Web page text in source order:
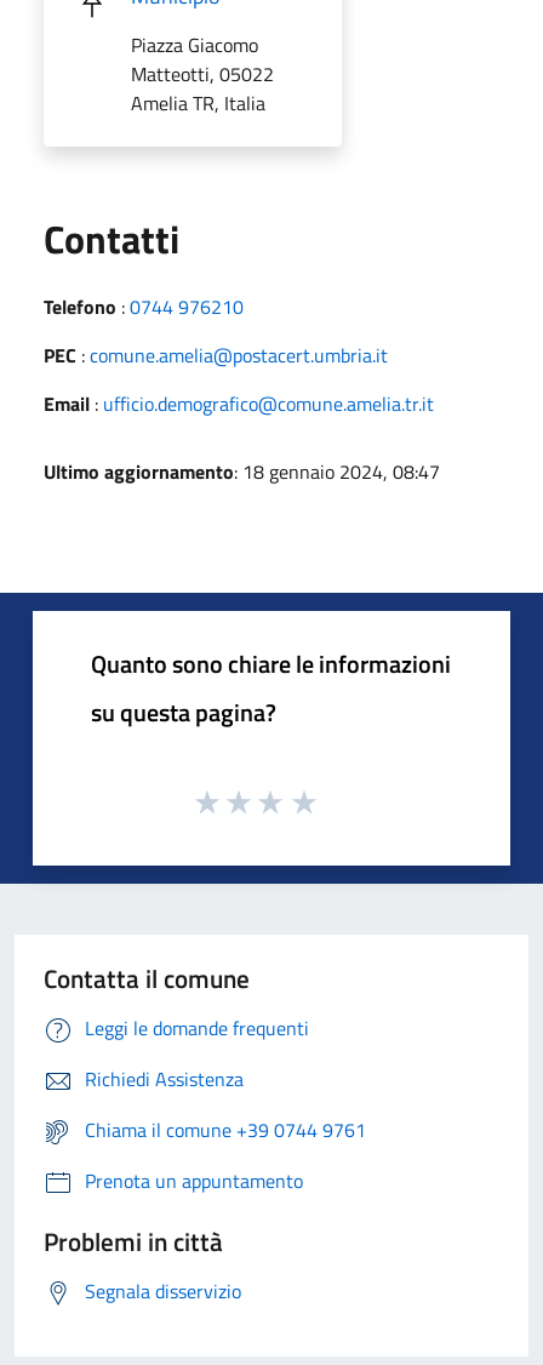
Piazza Giacomo
Matteotti, 05022
Amelia TR, Italia
Contatti
Telefono :0744 976210
PEC :comune.amelia@postacert.umbria.it
Email : ufficio.demografico@comune.amelia.tr.it
Ultimo aggiornamento: 18 gennaio 2024, 08:47
Quanto sono chiare le informazioni
su questa pagina?
Contatta il comune
Leggi le domande frequenti
Richiedi Assistenza
Chiama il comune +39 0744 9761
Prenota un appuntamento
Problemi in città
Segnala disservizio